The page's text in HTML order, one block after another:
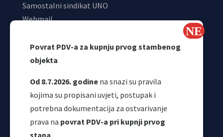
Povrat PDV-a za kupnju prvog stambenog
objekta
Od 8.7.2026. godine na snazi su pravila
kojima su propisani uvjeti, postupak i
potrebna dokumentacija za ostvarivanje
prava na povrat PDV-a pri kupnji prvog
stana
Samostalni sindikat UNO
Webmail